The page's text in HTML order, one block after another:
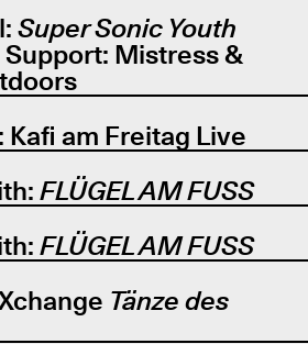
Super Sonic Youth
Mistress &
Kafi am Freitag Live
FLÜGEL AM FUSS
FLÜGEL AM FUSS
Tänze des